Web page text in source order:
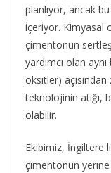
planlıyor, ancak
içeriyor. Kimyasal
çimentonun
yardımcı olan
oksitler)
teknolojinin atığı,
olabilir.
Ekibimiz, İngiltere
çimentonun yerine